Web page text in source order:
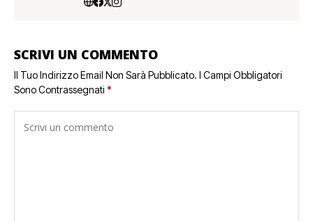
SCRIVI UN COMMENTO
Il Tuo Indirizzo Email Non Sarà Pubblicato. I Campi Obbligatori
Sono Contrassegnati *